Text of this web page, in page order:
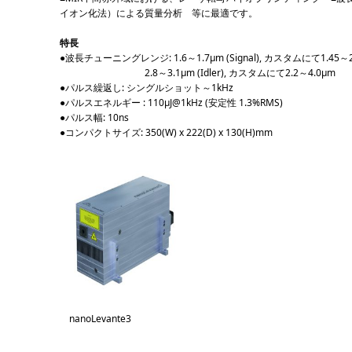
イオン化法）による質量分析 等に最適です。
特長
●波長チューニングレンジ: 1.6～1.7μm (Signal), カスタムにて1.45
2.8～3.1μm (Idler), カスタムにて2.2～4.0μm
●パルス繰返し: シングルショット～1kHz
●パルスエネルギー : 110μJ@1kHz (安定性 1.3%RMS)
●パルス幅: 10ns
●コンパクトサイズ: 350(W) x 222(D) x 130(H)mm
nanoLevante3